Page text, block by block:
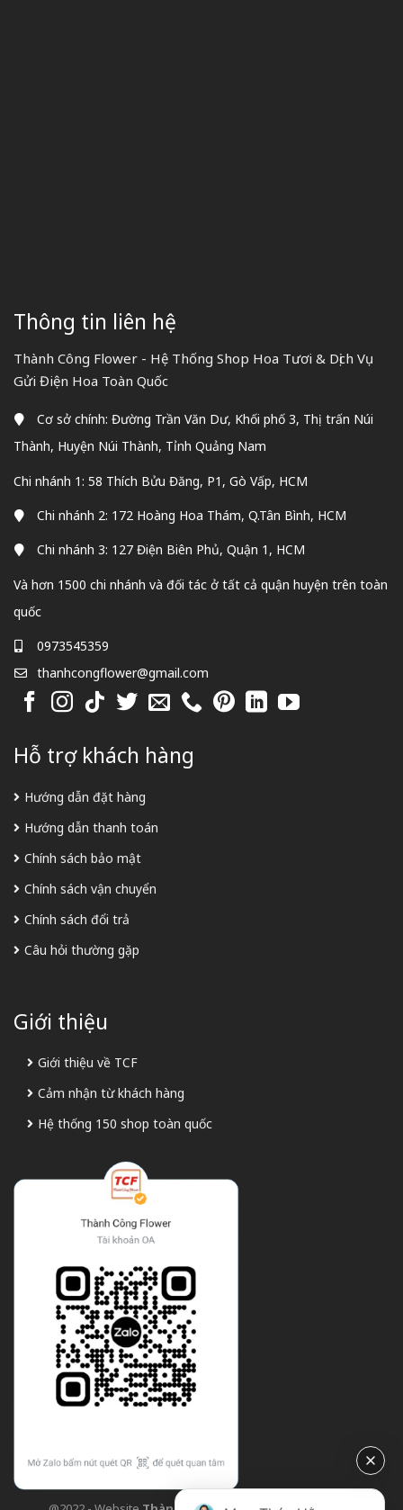
Thông tin liên hệ
Thành Công Flower - Hệ Thống Shop Hoa Tươi & Dịch Vụ
Gửi Điện Hoa Toàn Quốc
Cơ sở chính: Đường Trần Văn Dư, Khối phố 3, Thị trấn Núi
Thành, Huyện Núi Thành, Tỉnh Quảng Nam
Chi nhánh 1: 58 Thích Bửu Đăng, P1, Gò Vấp, HCM
Chi nhánh 2: 172 Hoàng Hoa Thám, Q.Tân Bình, HCM
Chi nhánh 3: 127 Điện Biên Phủ, Quận 1, HCM
Và hơn 1500 chi nhánh và đối tác ở tất cả quận huyện trên toàn
quốc
0973545359
thanhcongflower@gmail.com
Hỗ trợ khách hàng
Hướng dẫn đặt hàng
Hướng dẫn thanh toán
Chính sách bảo mật
Chính sách vận chuyển
Chính sách đổi trả
Câu hỏi thường gặp
Giới thiệu
Giới thiệu về TCF
Cảm nhận từ khách hàng
Hệ thống 150 shop toàn quốc